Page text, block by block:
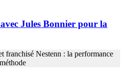
avec Jules Bonnier pour la